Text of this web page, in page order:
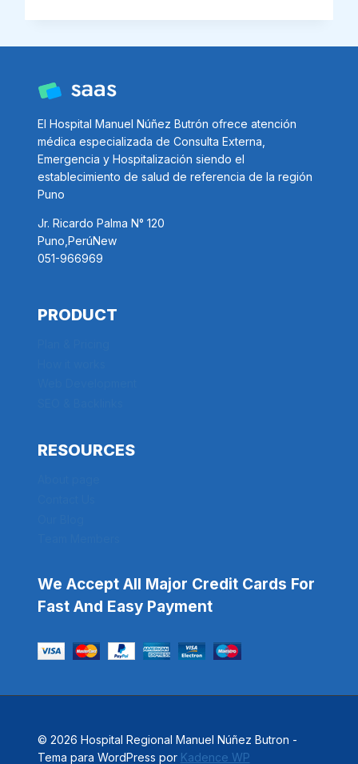
El Hospital Manuel Núñez Butrón ofrece atención
médica especializada de Consulta Externa,
Emergencia y Hospitalización siendo el
establecimiento de salud de referencia de la región
Puno
Jr. Ricardo Palma N° 120
Puno,PerúNew
051-966969
PRODUCT
RESOURCES
We Accept All Major Credit Cards For
Fast And Easy Payment
© 2026 Hospital Regional Manuel Núñez Butron -
Tema para WordPress por Kadence WP